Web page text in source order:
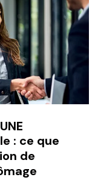
: ce que
de